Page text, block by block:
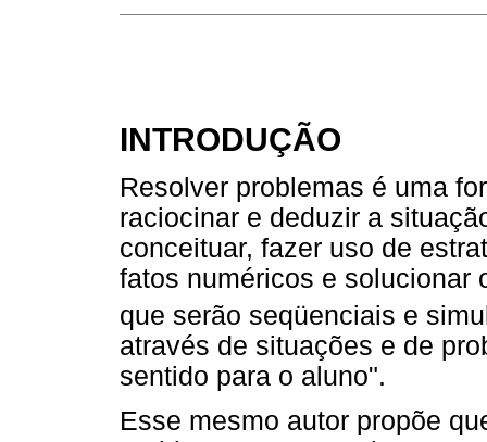
INTRODUÇÃO
Resolver problemas é uma
raciocinar e deduzir a
conceituar, fazer uso de
fatos numéricos e solucionar
que serão seqüenciais e
através de situações e de
sentido para o aluno".
Esse mesmo autor propõe